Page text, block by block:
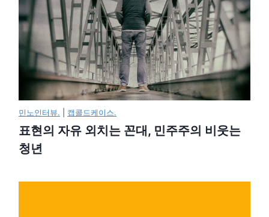
민노인터뷰. 캡콜드케이스.
표현의 자유 외치는 꼰대, 민주주의 비웃는
청년